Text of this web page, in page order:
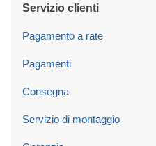
Servizio clienti
Pagamento a rate
Pagamenti
Consegna
Servizio di montaggio